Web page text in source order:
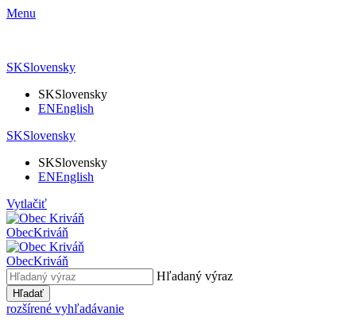
Menu
SKSlovensky
SKSlovensky
ENEnglish
SKSlovensky
SKSlovensky
ENEnglish
Vytlačiť
ObecKriváň
ObecKriváň
Hľadaný výraz
Hľadať
rozšírené vyhľadávanie